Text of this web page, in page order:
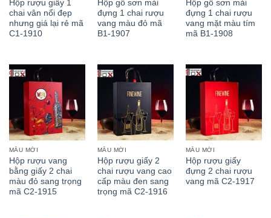
Hộp rượu giấy 1
chai vân nổi đẹp
nhưng giá lại rẻ mã
C1-1910
Hộp gỗ sơn mài
đựng 1 chai rượu
vang màu đỏ mã
B1-1907
Hộp gỗ sơn mài
đựng 1 chai rượu
vang mặt màu tím
mã B1-1908
MẪU MỚI
Hộp rượu vang
bằng giấy 2 chai
màu đỏ sang trọng
mã C2-1915
MẪU MỚI
Hộp rượu giấy 2
chai rượu vang cao
cấp màu đen sang
trọng mã C2-1916
MẪU MỚI
Hộp rượu giấy
đựng 2 chai rượu
vang mã C2-1917